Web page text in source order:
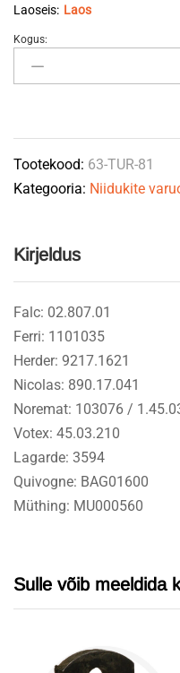
Laoseis: Laos
Tera
puks
MU000560,
Quivogne
BAG01600
Kogus:
Tootekood: 63-TUR-81
Kategooria: Niidukite
Kirjeldus
Falc: 02.807.01
Ferri: 1101035
Herder: 9217.1621
Nicolas: 890.17.041
Noremat: 103076 /
Votex: 45.03.210
Lagarde: 3594
Quivogne: BAG01600
Müthing: MU000560
Sulle võib meeldida